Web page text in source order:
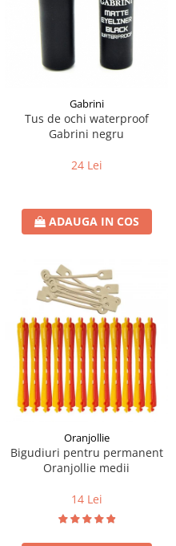
Gabrini
Tus de ochi waterproof
Gabrini negru
24 Lei
ADAUGA IN COS
Oranjollie
Bigudiuri pentru permanent
Oranjollie medii
14 Lei